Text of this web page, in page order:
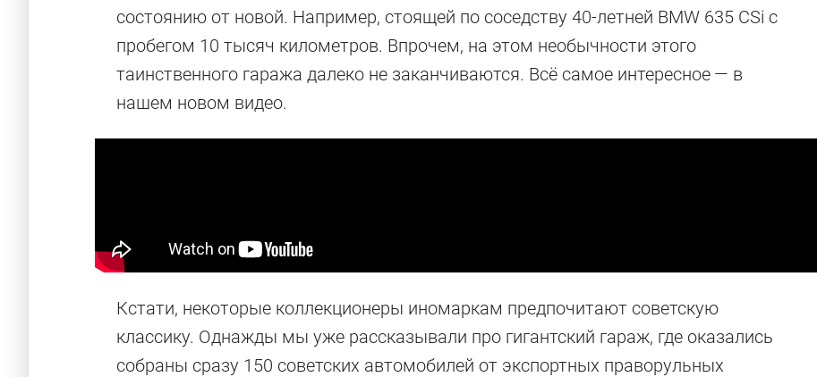
состоянию от новой. Например, стоящей по соседству 40-летней BMW 635 CSi с
пробегом 10 тысяч километров. Впрочем, на этом необычности этого
таинственного гаража далеко не заканчиваются. Всё самое интересное — в
нашем новом видео.
Кстати, некоторые коллекционеры иномаркам предпочитают советскую
классику. Однажды мы уже рассказывали про гигантский гараж, где оказались
собраны сразу 150 советских автомобилей от экспортных праворульных